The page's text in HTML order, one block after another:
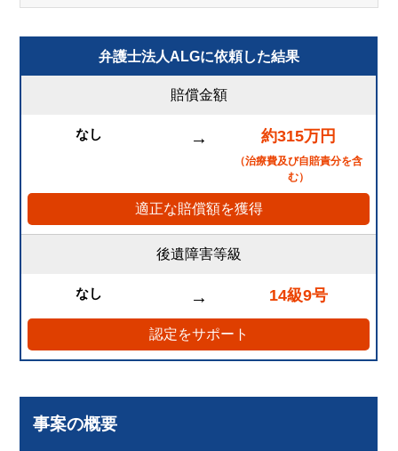
弁護士法人ALGに依頼した結果
賠償金額
なし → 約315万円
（治療費及び自賠責分を含
む）
適正な賠償額を獲得
後遺障害等級
なし → 14級9号
認定をサポート
事案の概要